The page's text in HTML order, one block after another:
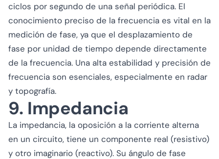
ciclos por segundo de una señal periódica. El
conocimiento preciso de la frecuencia es vital en la
medición de fase, ya que el desplazamiento de
fase por unidad de tiempo depende directamente
de la frecuencia. Una alta estabilidad y precisión de
frecuencia son esenciales, especialmente en radar
y topografía.
9. Impedancia
La impedancia, la oposición a la corriente alterna
en un circuito, tiene un componente real (resistivo)
y otro imaginario (reactivo). Su ángulo de fase